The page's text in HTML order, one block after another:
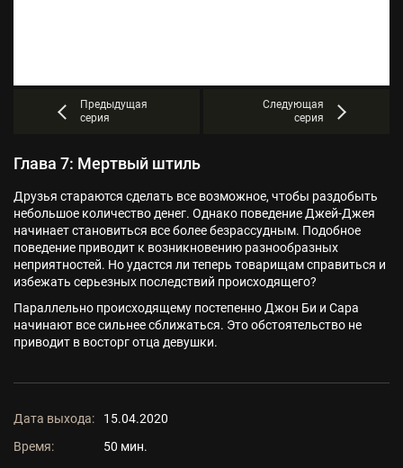
Предыдущая
серия
Следующая
серия
Глава 7: Мертвый штиль
Друзья стараются сделать все возможное, чтобы раздобыть
небольшое количество денег. Однако поведение Джей-Джея
начинает становиться все более безрассудным. Подобное
поведение приводит к возникновению разнообразных
неприятностей. Но удастся ли теперь товарищам справиться и
избежать серьезных последствий происходящего?
Параллельно происходящему постепенно Джон Би и Сара
начинают все сильнее сближаться. Это обстоятельство не
приводит в восторг отца девушки.
Дата выхода:
15.04.2020
Время:
50 мин.